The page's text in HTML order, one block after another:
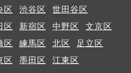
区 渋谷区
世田谷区
区 新宿区 中野区
文京区
区 練馬区 北区
足立区
区 墨田区
江東区